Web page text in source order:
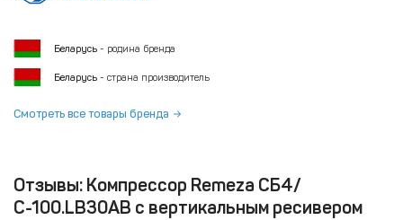
Беларусь - родина бренда
Беларусь - страна производитель
Смотреть все товары бренда
Отзывы: Компрессор Remeza СБ4/
С-100.LB30АВ с вертикальным ресивером